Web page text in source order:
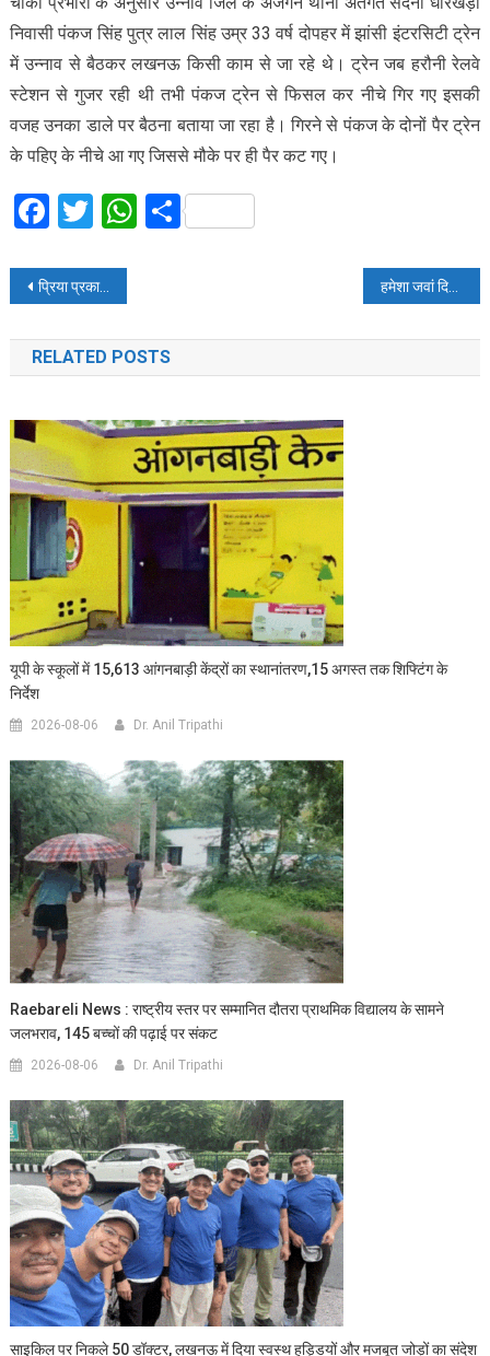
निवासी पंकज सिंह पुत्र लाल सिंह उम्र 33 वर्ष दोपहर में झांसी इंटरसिटी ट्रेन
में उन्नाव से बैठकर लखनऊ किसी काम से जा रहे थे। ट्रेन जब हरौनी रेलवे
स्टेशन से गुजर रही थी तभी पंकज ट्रेन से फिसल कर नीचे गिर गए इसकी
वजह उनका डाले पर बैठना बताया जा रहा है। गिरने से पंकज के दोनों पैर ट्रेन
के पहिए के नीचे आ गए जिससे मौके पर ही पैर कट गए।
Facebook
Twitter
WhatsApp
Share
Post
navigation
प्रिया प्रकाश ने फिर मारी आंख, एक बार जरूर देखें ये वीडियो हमेशा जवां दिखने के लिए खाएं मखाने
RELATED POSTS
यूपी के स्कूलों में 15,613 आंगनबाड़ी केंद्रों का स्थानांतरण,15 अगस्त तक शिफ्टिंग के
निर्देश
2026-08-06 Dr. Anil Tripathi
Raebareli News : राष्ट्रीय स्तर पर सम्मानित दौतरा प्राथमिक विद्यालय के सामने
जलभराव, 145 बच्चों की पढ़ाई पर संकट
2026-08-06 Dr. Anil Tripathi
साइकिल पर निकले 50 डॉक्टर, लखनऊ में दिया स्वस्थ हड्डियों और मजबूत जोड़ों का संदेश